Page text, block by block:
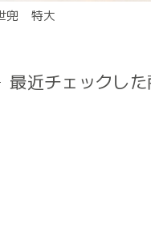
兜 特大
最近チェックし